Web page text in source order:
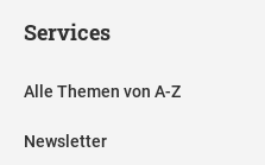
Services
Alle Themen von A-Z
Newsletter